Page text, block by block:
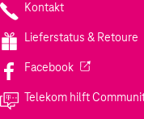
Kontakt
Lieferstatus & Retoure
Facebook(Wird in
Telekom hilft